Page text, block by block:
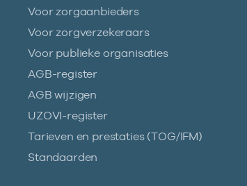
Voor zorgaanbieders
Voor zorgverzekeraars
Voor publieke organisaties
AGB-register
AGB wijzigen
UZOVI-register
Tarieven en prestaties (TOG/IFM)
Standaarden